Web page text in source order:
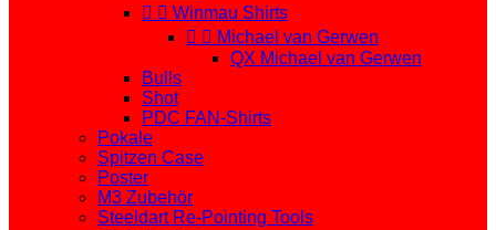
  Winmau Shirts
  Michael van Gerwen
QX Michael van Gerwen
Bulls
Shot
PDC FAN-Shirts
Pokale
Spitzen Case
Poster
M3 Zubehör
Steeldart Re-Pointing Tools